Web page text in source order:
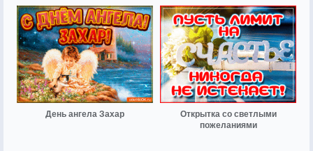
День ангела Захар
Открытка со светлыми
пожеланиями